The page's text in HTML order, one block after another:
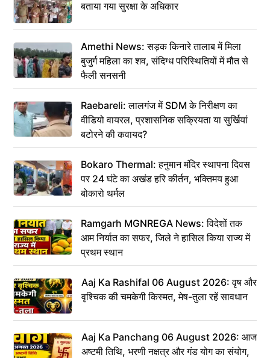
बताया गया सुरक्षा के अधिकार
Amethi News: सड़क किनारे तालाब में मिला
बुजुर्ग महिला का शव, संदिग्ध परिस्थितियों में मौत से
फैली सनसनी
Raebareli: लालगंज में SDM के निरीक्षण का
वीडियो वायरल, प्रशासनिक सक्रियता या सुर्खियां
बटोरने की कवायद?
Bokaro Thermal: हनुमान मंदिर स्थापना दिवस
पर 24 घंटे का अखंड हरि कीर्तन, भक्तिमय हुआ
बोकारो थर्मल
Ramgarh MGNREGA News: विदेशों तक
आम निर्यात का सफर, जिले ने हासिल किया राज्य में
प्रथम स्थान
Aaj Ka Rashifal 06 August 2026: वृष और
वृश्चिक की चमकेगी किस्मत, मेष-तुला रहें सावधान
Aaj Ka Panchang 06 August 2026: आज
अष्टमी तिथि, भरणी नक्षत्र और गंड योग का संयोग,